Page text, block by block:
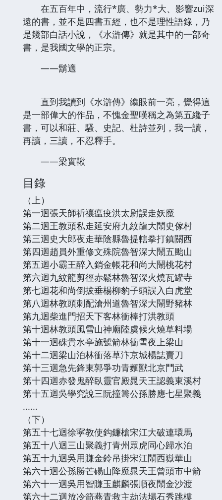
在五百年中，流行*廣、勢力*大、影響zui深
遠的書，並不是四書五經，也不是理性語錄，乃
是幾部白話小說，《水滸傳》就是其中的一部奇
書，是我國文學的正宗。
——鬍適
直到我讀到《水滸傳》纔眼前一亮，覺得這
是一部偉大的作品，不愧金聖嘆稱之為第五纔子
書，可以和莊、騷、史記、杜詩並列，我一讀，
再讀，三讀，不忍釋手。
——梁實鞦
目錄
（上）
第一迴張天師祈禳瘟疫洪太尉誤走妖魔
第二迴王教頭私走延安府九紋龍大鬧史傢村
第三迴史大郎夜走華陰縣魯提轄拳打鎮關西
第四迴趙員外重修文殊院魯智深大鬧五颱山
第五迴小霸王醉入銷金帳花和尚大鬧桃花村
第六迴九紋龍剪徑赤鬆林魯智深火燒瓦罐寺
第七迴花和尚倒拔垂楊柳豹子頭誤入白虎堂
第八迴林教頭刺配滄州道魯智深大鬧野豬林
第九迴柴進門招天下客林衝棒打洪教頭
第十迴林教頭風雪山神廟陸虞候火燒草料場
第十一迴硃貴水亭施號箭林衝雪夜上梁山
第十二迴梁山泊林衝落草汴京城楊誌賣刀
第十三迴急先鋒東郭爭功青麵獸北京鬥武
第十四迴赤發鬼醉臥靈官殿晁天王認義東溪村
第十五迴吳學究說三阮撞籌公孫勝應七星聚義
......
（下）
第五十七迴徐寜教使鈎鐮槍宋江大破連環馬
第五十八迴三山聚義打青州眾虎同心歸水泊
第五十九迴吳用賺金鈴吊掛宋江鬧西嶽華山
第六十迴公孫勝芒碭山降魔晁天王曾頭市中箭
第六十一迴吳用智賺玉麒麟張順夜鬧金沙渡
第六十二迴放冷箭燕青救主劫法場石秀跳樓